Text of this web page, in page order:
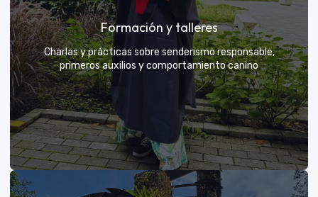
Tú eliges el parche y nosotros nos encargamos de
una aventura exclusiva
Formación y talleres
Charlas y prácticas sobre senderismo responsable,
primeros auxilios y comportamiento canino